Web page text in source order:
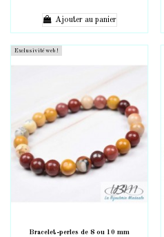
Ajouter au panier
Exclusivité web !
Bracelet-perles de 8 ou 10 mm